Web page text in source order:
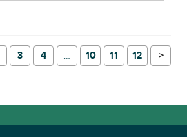
3 4 … 10 11 12 →